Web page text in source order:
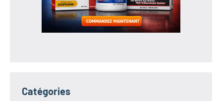
Catégories